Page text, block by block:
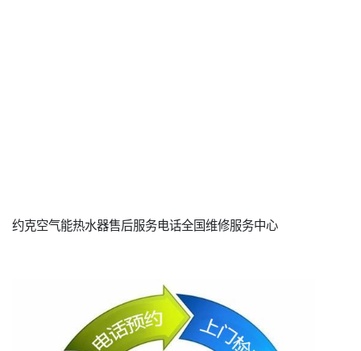
约克空气能热水器售后服务电话全国维修服务中心